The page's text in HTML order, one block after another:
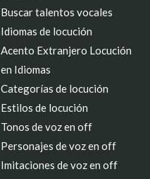
Buscar talentos vocales
Idiomas de locución
Acento Extranjero Locución
en Idiomas
Categorías de locución
Estilos de locución
Tonos de voz en off
Personajes de voz en off
Imitaciones de voz en off